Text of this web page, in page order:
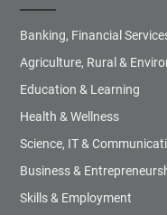
Banking, Financial
Agriculture, Rural &
Education & Learning
Health & Wellness
Science, IT &
Business &
Skills & Employment